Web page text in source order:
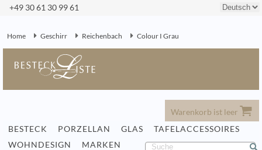
+49 30 61 30 99 61
Home Geschirr Reichenbach Colour I Grau
Warenkorb ist leer
BESTECK
PORZELLAN GLAS
TAFELACCESSOIRES
WOHNDESIGN
MARKEN